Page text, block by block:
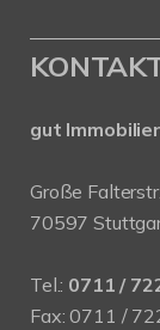
gut
Große
70597
Tel.: 0711 /
Fax: 0711 /